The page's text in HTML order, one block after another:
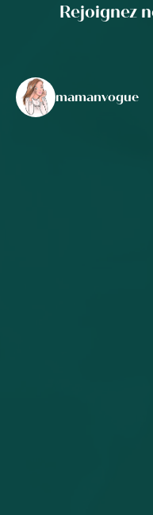
Rejoignez
mamanvogue